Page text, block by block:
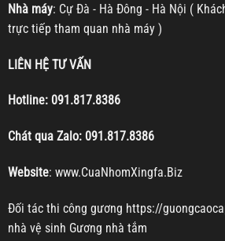
Nhà máy: Cự Đà - Hà Đông - Hà Nội (
trực tiếp tham quan nhà máy )
LIÊN HỆ TƯ VẤN
Hotline: 091.817.8386
Chát qua Zalo: 091.817.8386
Website: www.CuaNhomXingfa.Biz
Đối tác thi công gương https://
nhà vệ sinh Gương nhà tắm